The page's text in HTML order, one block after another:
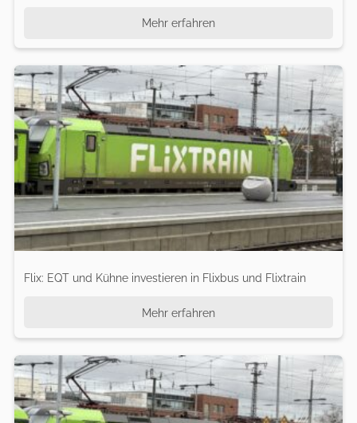
Mehr erfahren
Flix: EQT und Kühne investieren in Flixbus und Flixtrain
Mehr erfahren